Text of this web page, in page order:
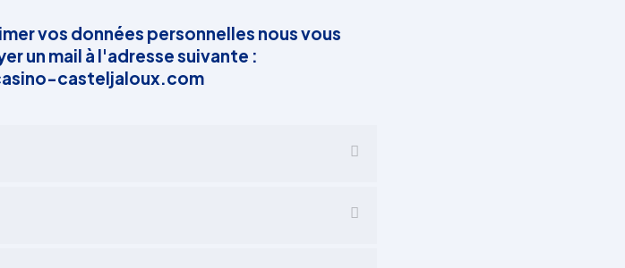
vos données personnelles nous vous
un mail à l'adresse suivante :
casteljaloux.com